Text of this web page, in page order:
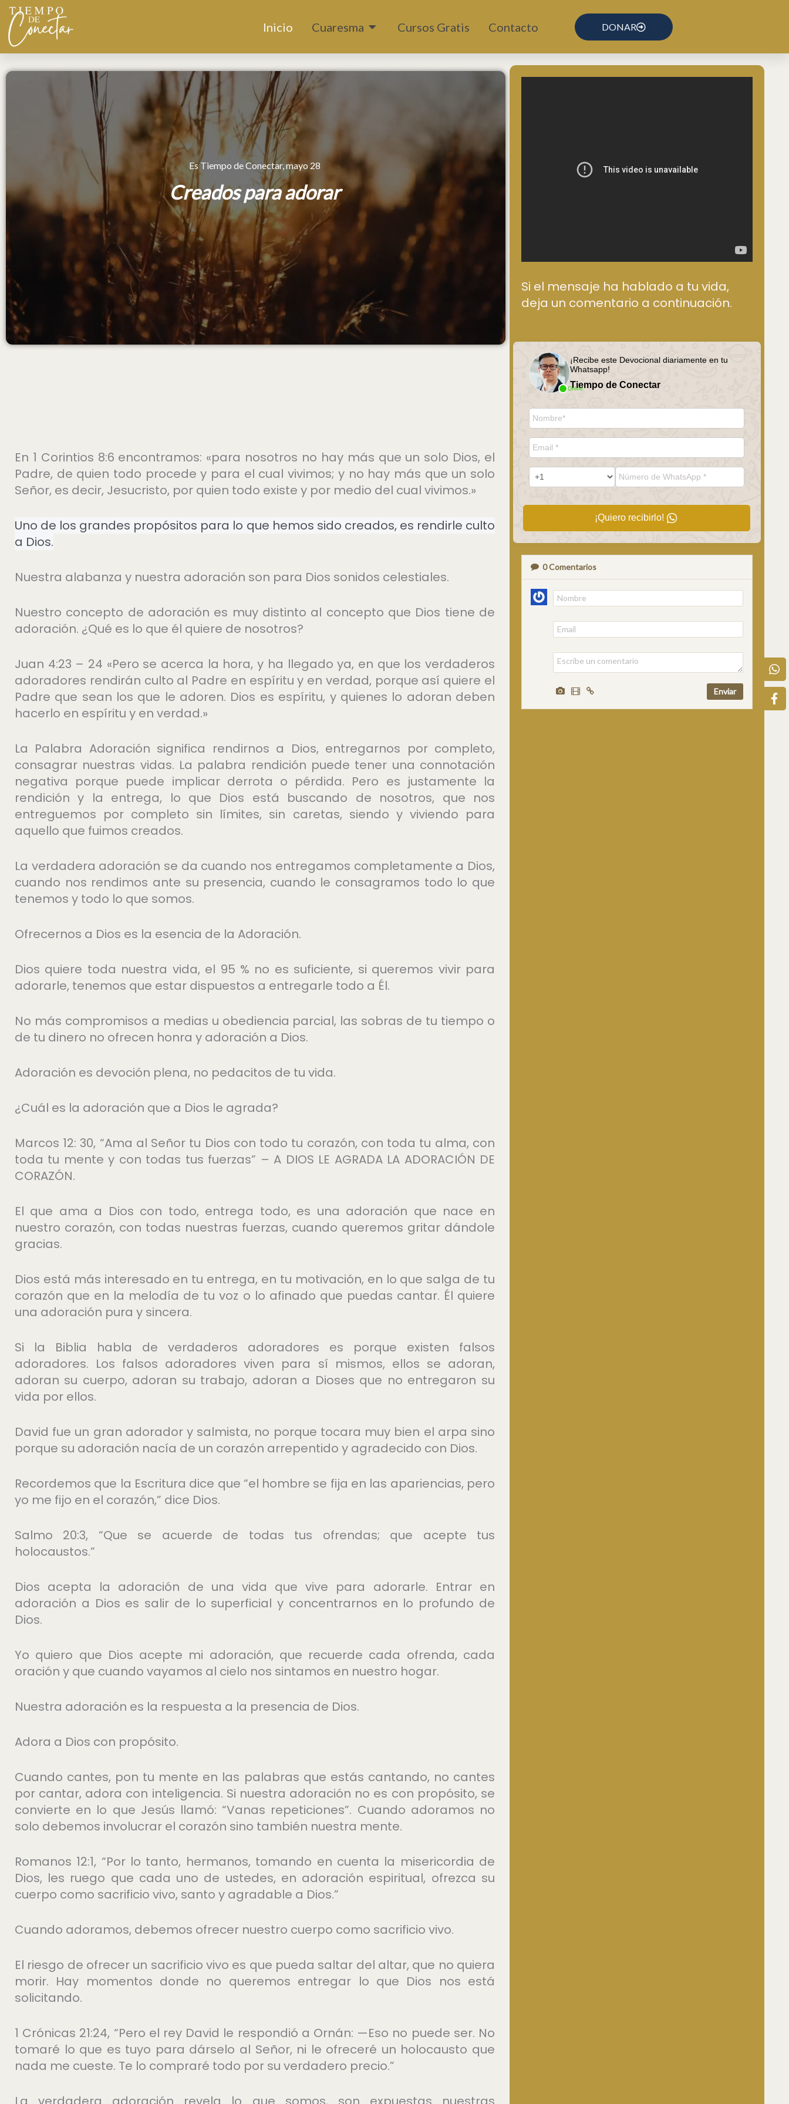
contenido
Inicio Cuaresma Abrir CuaresmaCursos Gratis Contacto DONAR
Es Tiempo de Conectar, mayo 28
Creados para adorar
En 1 Corintios 8:6 encontramos: «para nosotros no hay más que un solo Dios, el
Padre, de quien todo procede y para el cual vivimos; y no hay más que un solo
Señor, es decir, Jesucristo, por quien todo existe y por medio del cual vivimos.»
Uno de los grandes propósitos para lo que hemos sido creados, es rendirle culto
a Dios.
Nuestra alabanza y nuestra adoración son para Dios sonidos celestiales.
Nuestro concepto de adoración es muy distinto al concepto que Dios tiene de
adoración. ¿Qué es lo que él quiere de nosotros?
Juan 4:23 – 24 «Pero se acerca la hora, y ha llegado ya, en que los verdaderos
adoradores rendirán culto al Padre en espíritu y en verdad, porque así quiere el
Padre que sean los que le adoren. Dios es espíritu, y quienes lo adoran deben
hacerlo en espíritu y en verdad.»
La Palabra Adoración significa rendirnos a Dios, entregarnos por completo,
consagrar nuestras vidas. La palabra rendición puede tener una connotación
negativa porque puede implicar derrota o pérdida. Pero es justamente la
rendición y la entrega, lo que Dios está buscando de nosotros, que nos
entreguemos por completo sin límites, sin caretas, siendo y viviendo para
aquello que fuimos creados.
La verdadera adoración se da cuando nos entregamos completamente a Dios,
cuando nos rendimos ante su presencia, cuando le consagramos todo lo que
tenemos y todo lo que somos.
Ofrecernos a Dios es la esencia de la Adoración.
Dios quiere toda nuestra vida, el 95 % no es suficiente, si queremos vivir para
adorarle, tenemos que estar dispuestos a entregarle todo a Él.
No más compromisos a medias u obediencia parcial, las sobras de tu tiempo o
de tu dinero no ofrecen honra y adoración a Dios.
Adoración es devoción plena, no pedacitos de tu vida.
¿Cuál es la adoración que a Dios le agrada?
Marcos 12: 30, “Ama al Señor tu Dios con todo tu corazón, con toda tu alma, con
toda tu mente y con todas tus fuerzas” – A DIOS LE AGRADA LA ADORACIÓN DE
CORAZÓN.
El que ama a Dios con todo, entrega todo, es una adoración que nace en
nuestro corazón, con todas nuestras fuerzas, cuando queremos gritar dándole
gracias.
Dios está más interesado en tu entrega, en tu motivación, en lo que salga de tu
corazón que en la melodía de tu voz o lo afinado que puedas cantar. Él quiere
una adoración pura y sincera.
Si la Biblia habla de verdaderos adoradores es porque existen falsos
adoradores. Los falsos adoradores viven para sí mismos, ellos se adoran,
adoran su cuerpo, adoran su trabajo, adoran a Dioses que no entregaron su
vida por ellos.
David fue un gran adorador y salmista, no porque tocara muy bien el arpa sino
porque su adoración nacía de un corazón arrepentido y agradecido con Dios.
Recordemos que la Escritura dice que “el hombre se fija en las apariencias, pero
yo me fijo en el corazón,” dice Dios.
Salmo 20:3, “Que se acuerde de todas tus ofrendas; que acepte tus
holocaustos.”
Dios acepta la adoración de una vida que vive para adorarle. Entrar en
adoración a Dios es salir de lo superficial y concentrarnos en lo profundo de
Dios.
Yo quiero que Dios acepte mi adoración, que recuerde cada ofrenda, cada
oración y que cuando vayamos al cielo nos sintamos en nuestro hogar.
Nuestra adoración es la respuesta a la presencia de Dios.
Adora a Dios con propósito.
Cuando cantes, pon tu mente en las palabras que estás cantando, no cantes
por cantar, adora con inteligencia. Si nuestra adoración no es con propósito, se
convierte en lo que Jesús llamó: “Vanas repeticiones”. Cuando adoramos no
solo debemos involucrar el corazón sino también nuestra mente.
Romanos 12:1, “Por lo tanto, hermanos, tomando en cuenta la misericordia de
Dios, les ruego que cada uno de ustedes, en adoración espiritual, ofrezca su
cuerpo como sacrificio vivo, santo y agradable a Dios.”
Cuando adoramos, debemos ofrecer nuestro cuerpo como sacrificio vivo.
El riesgo de ofrecer un sacrificio vivo es que pueda saltar del altar, que no quiera
morir. Hay momentos donde no queremos entregar lo que Dios nos está
solicitando.
1 Crónicas 21:24, “Pero el rey David le respondió a Ornán: —Eso no puede ser. No
tomaré lo que es tuyo para dárselo al Señor, ni le ofreceré un holocausto que
nada me cueste. Te lo compraré todo por su verdadero precio.”
Si el mensaje ha hablado a tu vida,
deja un comentario a continuación.
Online
¡Recibe este Devocional diariamente en tu
Whatsapp!
Tiempo de Conectar
¡Quiero recibirlo!
0Comentarios